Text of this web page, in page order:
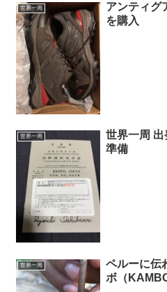
世界一周
アンティグ
を購入
世界一周
世界一周 出
準備
世界一周
ペルーに伝
ボ（